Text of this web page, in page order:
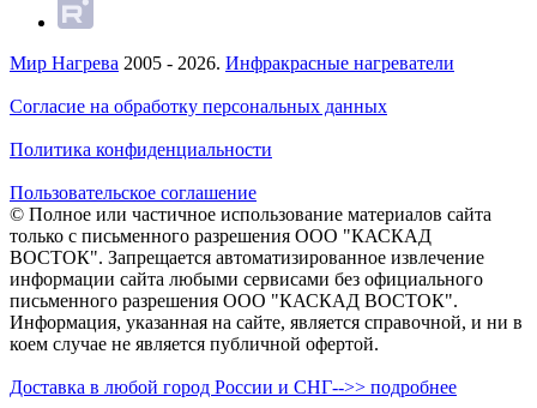
Мир Нагрева 2005 - 2026. Инфракрасные нагреватели
Согласие на обработку персональных данных
Политика конфиденциальности
Пользовательское соглашение
© Полное или частичное использование материалов сайта
только с письменного разрешения ООО "КАСКАД
ВОСТОК". Запрещается автоматизированное извлечение
информации сайта любыми сервисами без официального
письменного разрешения ООО "КАСКАД ВОСТОК".
Информация, указанная на сайте, является справочной, и ни в
коем случае не является публичной офертой.
Доставка в любой город России и СНГ-->> подробнее